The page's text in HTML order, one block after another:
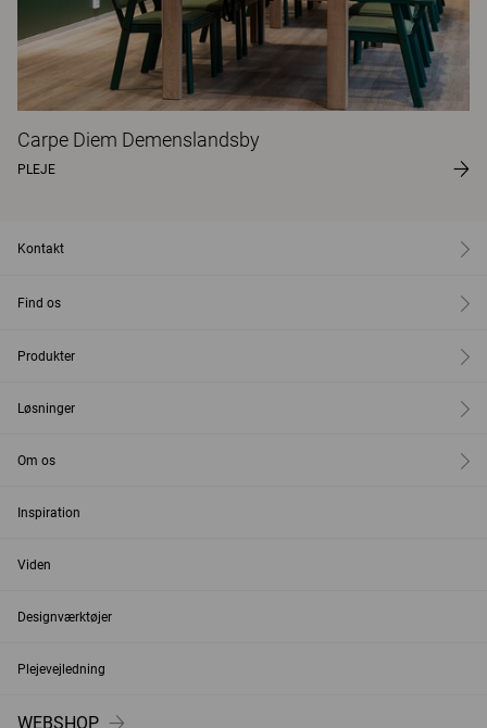
Carpe Diem Demenslandsby
PLEJE
Kontakt
Find os
Produkter
Løsninger
Om os
Inspiration
Viden
Designværktøjer
Plejevejledning
WEBSHOP